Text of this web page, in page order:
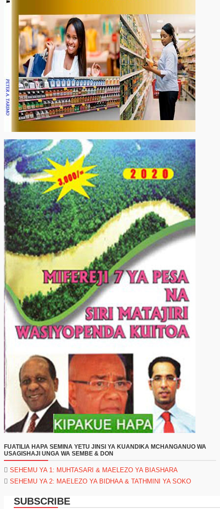
FUATILIA HAPA SEMINA YETU JINSI YA KUANDIKA MCHANGANUO WA
USAGISHAJI UNGA WA SEMBE & DON
SEHEMU YA 1: MUHTASARI & MAELEZO YA BIASHARA
SEHEMU YA 2: MAELEZO YA BIDHAA & TATHMINI YA SOKO
SUBSCRIBE